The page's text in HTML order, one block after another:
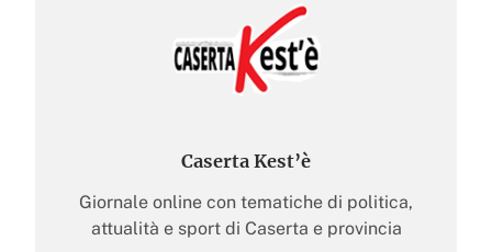
Caserta Kest’è
Giornale online con tematiche di politica,
attualità e sport di Caserta e provincia